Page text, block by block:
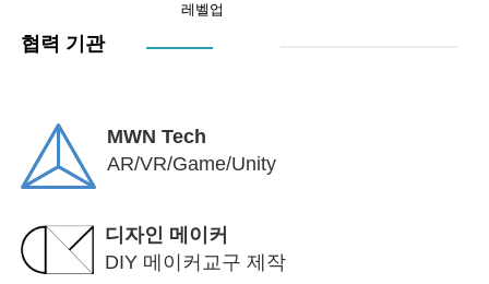
레벨업
협력 기관
MWN Tech
AR/VR/Game/Unity
디자인 메이커
DIY 메이커교구 제작